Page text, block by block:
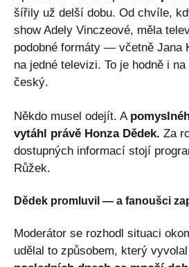
šířily už delší dobu. Od chvíle,
show Adely Vinczeové, měla
podobné formáty — včetně Jana
na jedné televizi. To je hodně i
český.
Někdo musel odejít. A
vytáhl právě Honza Dědek. Za
dostupných informací stojí
Růžek.
Dědek promluvil — a fanoušci
Moderátor se rozhodl situaci
udělal to způsobem, který